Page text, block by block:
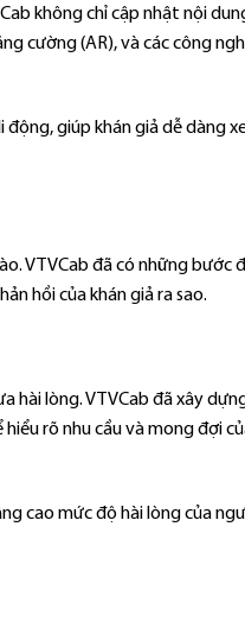
không chỉ cập nhật nội
cường (AR), và các công
giúp khán giả dễ dàng
VTVCab đã có những bước
hồi của khán giả ra sao.
hài lòng. VTVCab đã xây
rõ nhu cầu và mong đợi
cao mức độ hài lòng của